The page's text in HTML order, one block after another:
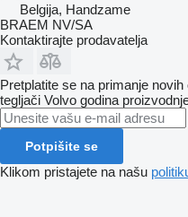
Belgija, Handzame
BRAEM NV/SA
Kontaktirajte prodavatelja
Pretplatite se na primanje
tegljači Volvo godina
Potpišite se
Klikom pristajete na našu